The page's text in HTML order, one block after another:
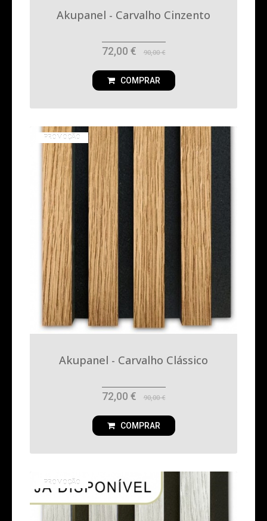
Akupanel - Carvalho Cinzento
72,00 € 90,00 €
COMPRAR
PROMOÇÃO
Akupanel - Carvalho Clássico
72,00 € 90,00 €
COMPRAR
PROMOÇÃO